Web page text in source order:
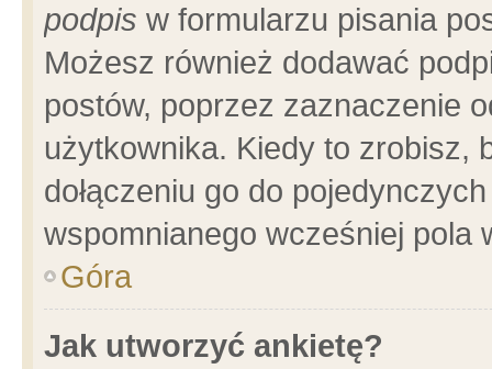
podpis w formularzu pisania
Możesz również dodawać
postów, poprzez zaznaczenie
użytkownika. Kiedy to zrobisz,
dołączeniu go do
wspomnianego wcześniej pola
Góra
Jak utworzyć ankietę?